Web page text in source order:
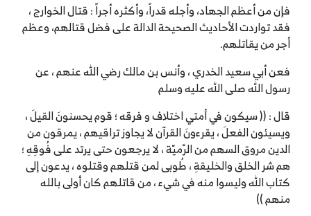
فإن من أعظم الجهاد، وأجله قدراً، وأكثره أجراً : قتال الخوارج ،
فقد تواردت الأحاديث الصحيحة الدالة على فضل قتالهم، وعظم
أجر من يقاتلهم.
فعن أبي سعيد الخدري ، وأنس بن مالك رضي الله عنهم ، عن
رسول الله صلى الله عليه وسلم
قال : (( سيكون في أمتي اختلاف و فرقه ؛ قوم يحسنونَ القيلَ ،
ويسيئون الفعلَ ، يقرءونَ القرآن لا يجاوز تراقيهم ، يمرقون من
الدين مروق السهم من الرّميّة ، لا يرجعون حتى يرتد على فُوقِهِ ؛
هم شر الخلق والخليقةِ ، طُوبى لمن قتلهم وقتلوه ، يدعون إلى
كتاب الله وليسوا منه في شيء ، من قاتلهم كان أولى بالله
منهم ))